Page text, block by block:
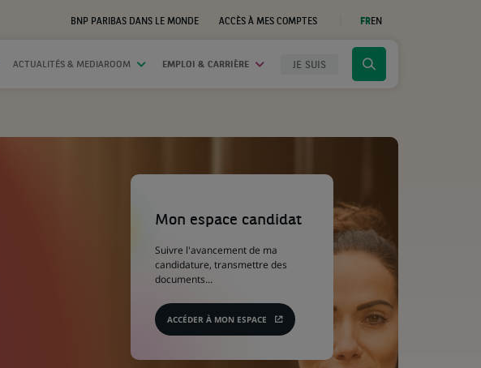
BNP PARIBAS DANS LE MONDE
ACCÈS À MES COMPTES
DANS
UN
FREN
ACTUALITÉS & MEDIAROOM EMPLOI & CARRIÈRE JE SUIS
Cliquer
moteur
Mon espace candidat
Suivre l'avancement de ma
candidature, transmettre des
documents...
ACCÉDER À MON ESPACE
(Ce
s'ouvre
dans
nouvel
onglet)